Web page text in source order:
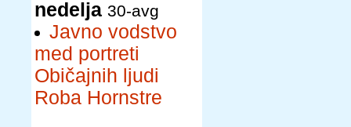
nedelja 30-avg
Javno vodstvo
med portreti
Običajnih ljudi
Roba Hornstre